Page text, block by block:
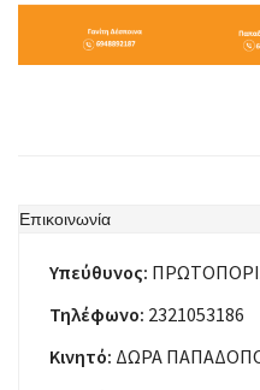
Επικοινωνία
Υπεύθυνος:
Τηλέφωνο: 2321053186
Κινητό: ΔΩΡΑ